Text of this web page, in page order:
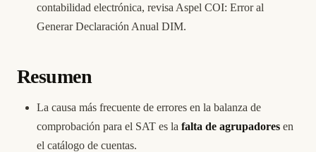
contabilidad electrónica, revisa Aspel COI: Error al
Generar Declaración Anual DIM.
Resumen
La causa más frecuente de errores en la balanza de
comprobación para el SAT es la falta de agrupadores en
el catálogo de cuentas.